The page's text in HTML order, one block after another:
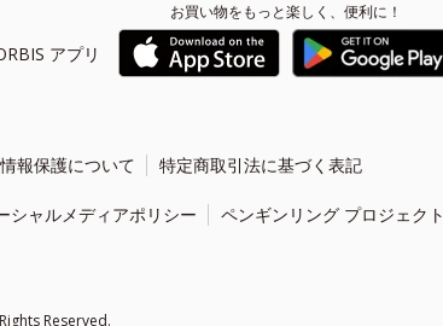
アプリ
お買い物をもっと楽しく、便利に！
報保護について 特定商取引法に基づく表記
シャルメディアポリシー ペンギンリング プロジェクト
Reserved.